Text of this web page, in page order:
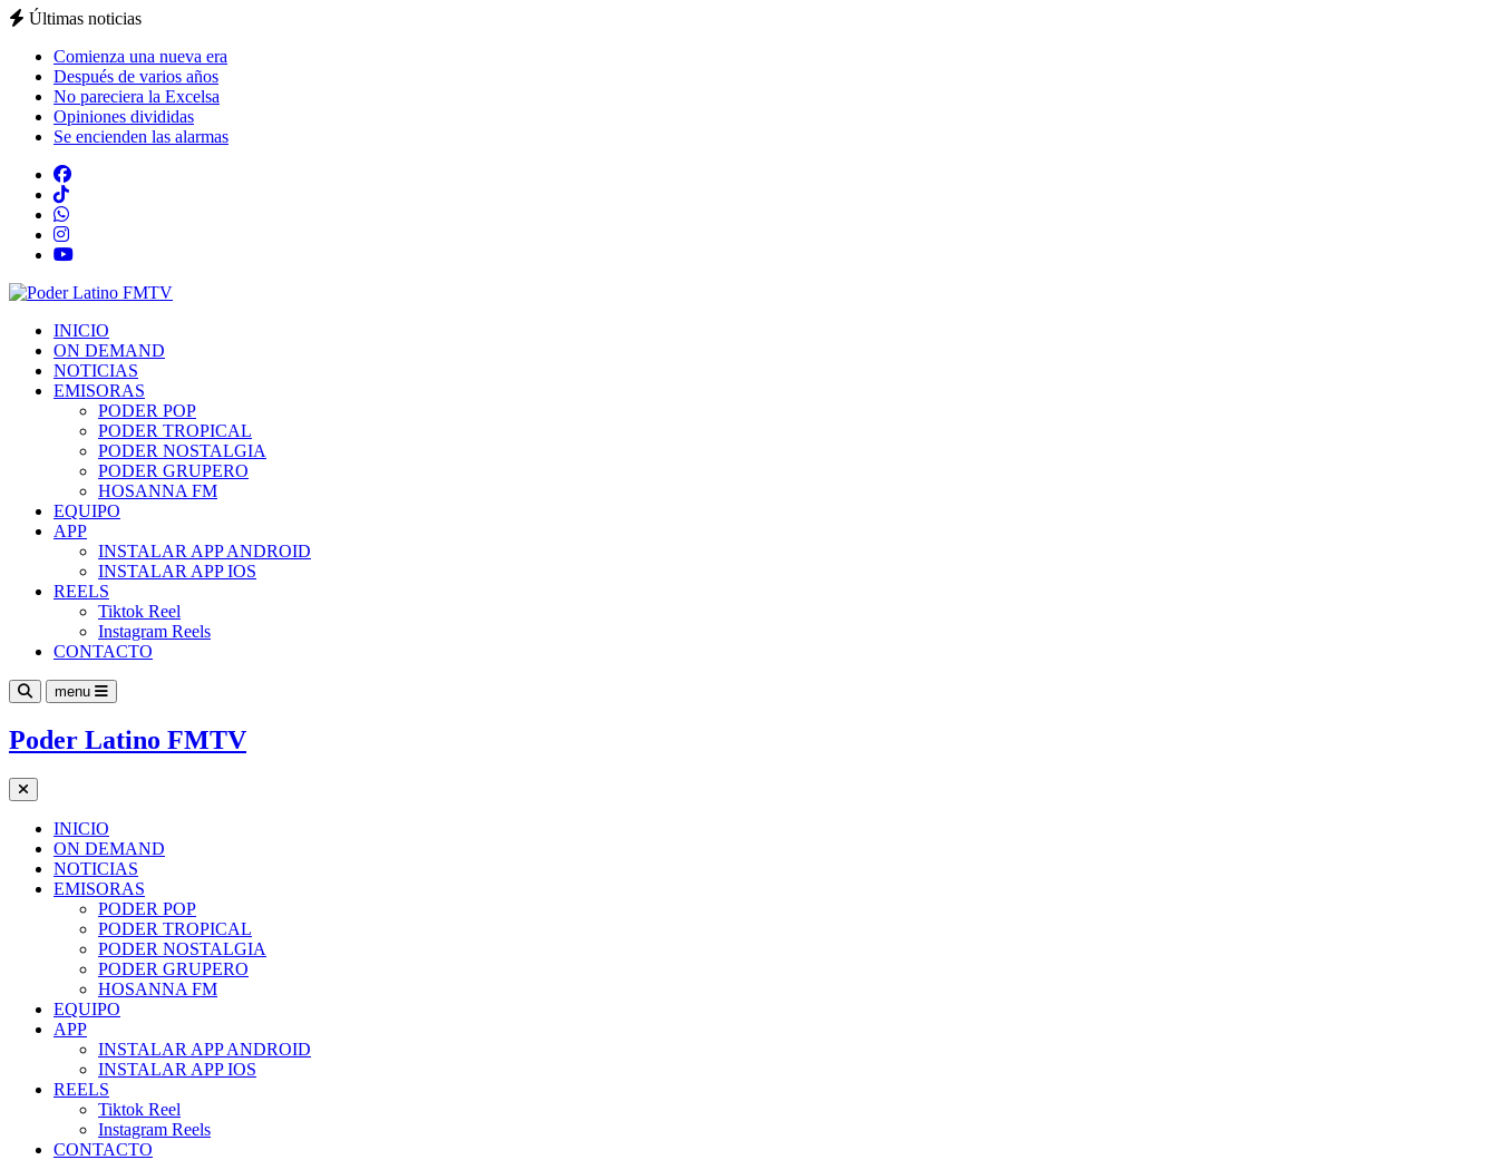
Últimas noticias
Comienza una nueva era
Después de varios años
No pareciera la Excelsa
Opiniones divididas
Se encienden las alarmas
INICIO
ON DEMAND
NOTICIAS
EMISORAS
PODER POP
PODER TROPICAL
PODER NOSTALGIA
PODER GRUPERO
HOSANNA FM
EQUIPO
APP
INSTALAR APP ANDROID
INSTALAR APP IOS
REELS
Tiktok Reel
Instagram Reels
CONTACTO
menu
Poder Latino FMTV
INICIO
ON DEMAND
NOTICIAS
EMISORAS
PODER POP
PODER TROPICAL
PODER NOSTALGIA
PODER GRUPERO
HOSANNA FM
EQUIPO
APP
INSTALAR APP ANDROID
INSTALAR APP IOS
REELS
Tiktok Reel
Instagram Reels
CONTACTO